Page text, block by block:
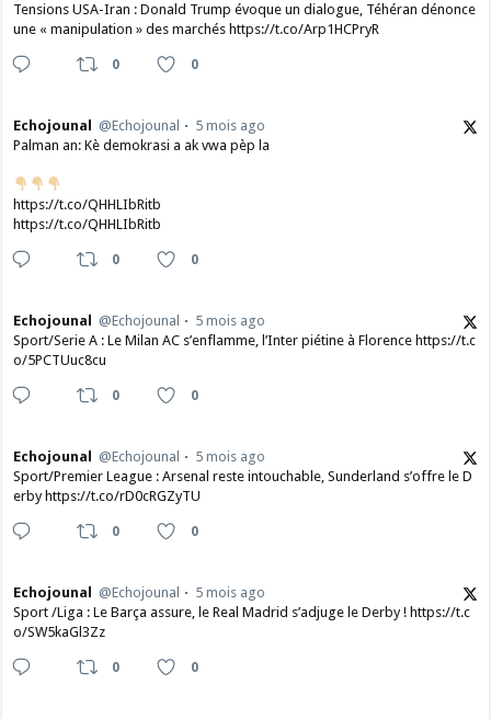
Tensions USA-Iran : Donald Trump évoque un dialogue, Téhéran dénonce
une « manipulation » des marchés https://t.co/Arp1HCPryR
0 0
Echojounal @Echojounal
5 mois ago
Palman an: Kè demokrasi a ak vwa pèp la
https://t.co/QHHLIbRitb
https://t.co/QHHLIbRitb
0 0
Echojounal @Echojounal
5 mois ago
Sport/Serie A : Le Milan AC s’enflamme, l’Inter piétine à Florence https://t.c
o/5PCTUuc8cu
0 0
Echojounal @Echojounal
5 mois ago
Sport/Premier League : Arsenal reste intouchable, Sunderland s’offre le D
erby https://t.co/rD0cRGZyTU
0 0
Echojounal @Echojounal
5 mois ago
Sport /Liga : Le Barça assure, le Real Madrid s’adjuge le Derby ! https://t.c
o/SW5kaGl3Zz
0 0